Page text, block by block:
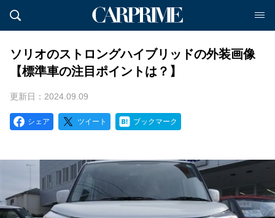
ソリオのストロングハイブリッドの外装画像
【標準車の注目ポイントは？】
更新日：2024.09.09
シェア ツイート ブックマーク